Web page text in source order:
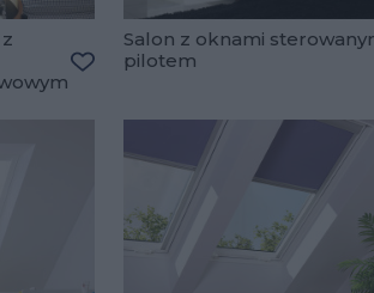
Salon z oknami
pilotem